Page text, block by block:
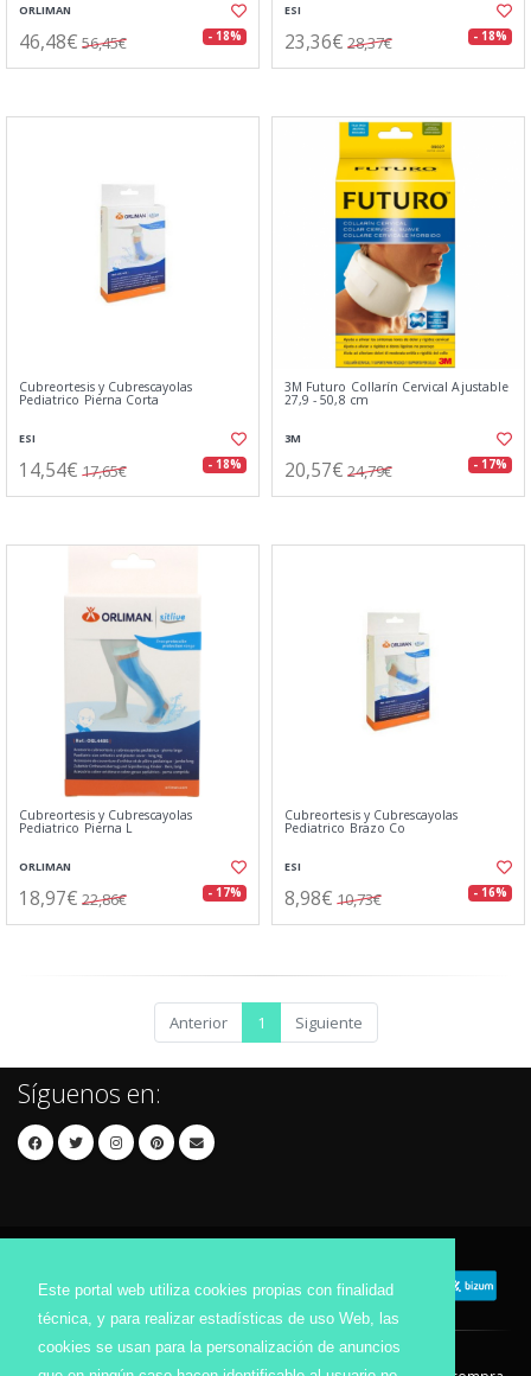
Este portal web utiliza cookies propias con finalidad
técnica, y para realizar estadísticas de uso Web, las
cookies se usan para la personalización de anuncios
ORLIMAN
46,48€ 56,45€ - 18%
ESI
23,36€ 28,37€ - 18%
Cubreortesis y Cubrescayolas
Pediatrico Pierna Corta
ESI
14,54€ 17,65€ - 18%
3M Futuro Collarín Cervical Ajustable
27,9 - 50,8 cm
3M
20,57€ 24,79€ - 17%
Cubreortesis y Cubrescayolas
Pediatrico Pierna L
ORLIMAN
18,97€ 22,86€ - 17%
Cubreortesis y Cubrescayolas
Pediatrico Brazo Co
ESI
8,98€ 10,73€ - 16%
Anterior 1 Siguiente
Síguenos en: